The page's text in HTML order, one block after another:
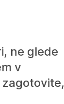
ne glede
v